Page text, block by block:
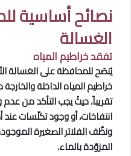
نصائح أساسية
الغسالة
تفقد خراطيم المياه
يُنصَح للمحافظة على الغسالة
خراطيم المياه الداخلة
تقريباً، حيثُ يجب التأكد من
انتفاخات، أو وجود تكلّسات
ونظّف الفلاتر الصغيرة
المزوّدة بالماء.